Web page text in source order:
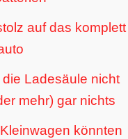
auf das komplett
Ladesäule nicht
mehr) gar nichts
könnten